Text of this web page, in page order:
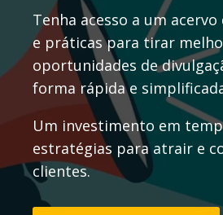
Tenha acesso a um
e práticas para tirar
oportunidades de
forma rápida e
Um investimento em
estratégias para atrair e
clientes.